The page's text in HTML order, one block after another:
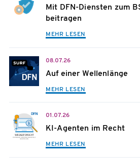
Mit DFN-Diensten zum
beitragen
MEHR LESEN
08.07.26
Auf einer Wellenlänge
MEHR LESEN
01.07.26
KI-Agenten im Recht
MEHR LESEN